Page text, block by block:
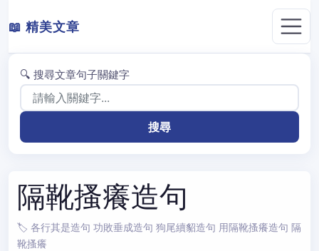
📖 精美文章
🔍 搜尋文章句子關鍵字
隔靴搔癢造句
🏷️ 各行其是造句 功敗垂成造句 狗尾續貂造句 用隔靴搔癢造句 隔
靴搔癢